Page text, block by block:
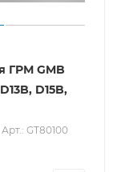
ГРМ GMB
D15B,
Арт.: GT80100